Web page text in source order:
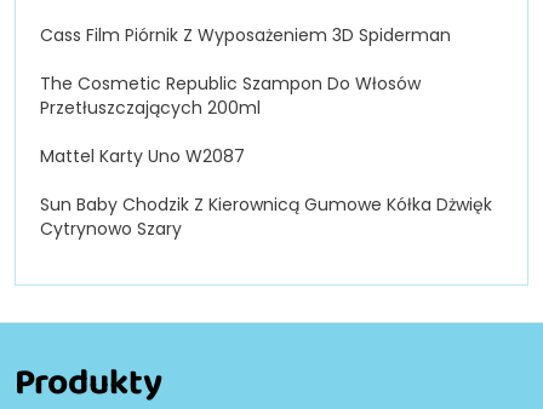
Cass Film Piórnik Z Wyposażeniem 3D Spiderman
The Cosmetic Republic Szampon Do Włosów
Przetłuszczających 200ml
Mattel Karty Uno W2087
Sun Baby Chodzik Z Kierownicą Gumowe Kółka Dżwięk
Cytrynowo Szary
Produkty